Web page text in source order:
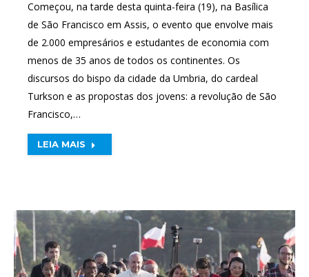
Começou, na tarde desta quinta-feira (19), na Basílica
de São Francisco em Assis, o evento que envolve mais
de 2.000 empresários e estudantes de economia com
menos de 35 anos de todos os continentes. Os
discursos do bispo da cidade da Umbria, do cardeal
Turkson e as propostas dos jovens: a revolução de São
Francisco,…
LEIA MAIS